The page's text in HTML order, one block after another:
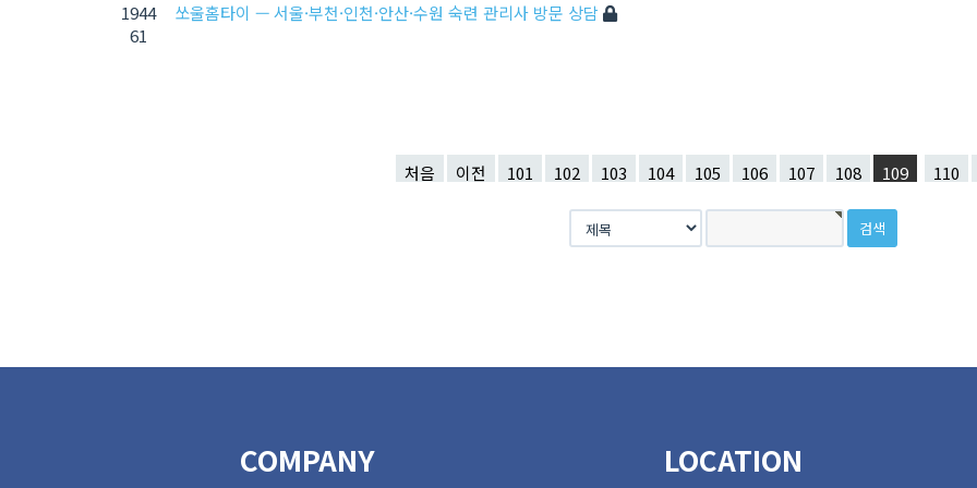
1944
61
쏘울홈타이 — 서울·부천·인천·안산·수원 숙련 관리사 방문 상담
처음 이전 101 102 103 104 105 106 107 108 109 110
COMPANY LOCATION